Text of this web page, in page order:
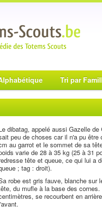
Tri par
dibatag, appelé aussi Gazelle
peu de choses car il n'a pu
au garrot et le sommet de sa
varie de 28 à 35 kg (25 à 31
tête et queue, ce qui lui a
; tag : droit).
robe est gris fauve, blanche sur
du mufle à la base des
se recourbent en